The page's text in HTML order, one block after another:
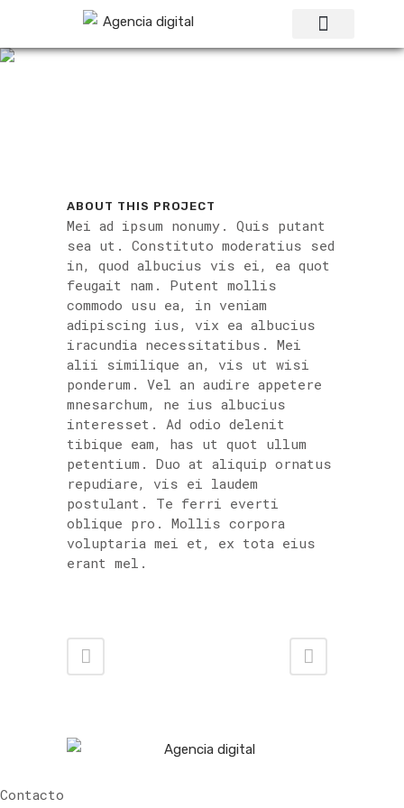
TINTORERÍA BELINA
ABOUT THIS PROJECT
Mei ad ipsum nonumy. Quis putant
sea ut. Constituto moderatius sed
in, quod albucius vis ei, ea quot
feugait nam. Putent mollis
commodo usu ea, in veniam
adipiscing ius, vix ea albucius
iracundia necessitatibus. Mei
alii similique an, vis ut wisi
ponderum. Vel an audire appetere
mnesarchum, ne ius albucius
interesset. Ad odio delenit
tibique eam, has ut quot ullum
petentium. Duo at aliquip ornatus
repudiare, vis ei laudem
postulant. Te ferri everti
oblique pro. Mollis corpora
voluptaria mei et, ex tota eius
erant mel.
Contacto